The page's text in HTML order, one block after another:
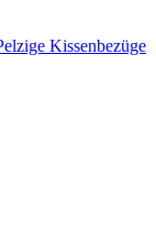
Kissenbezüge